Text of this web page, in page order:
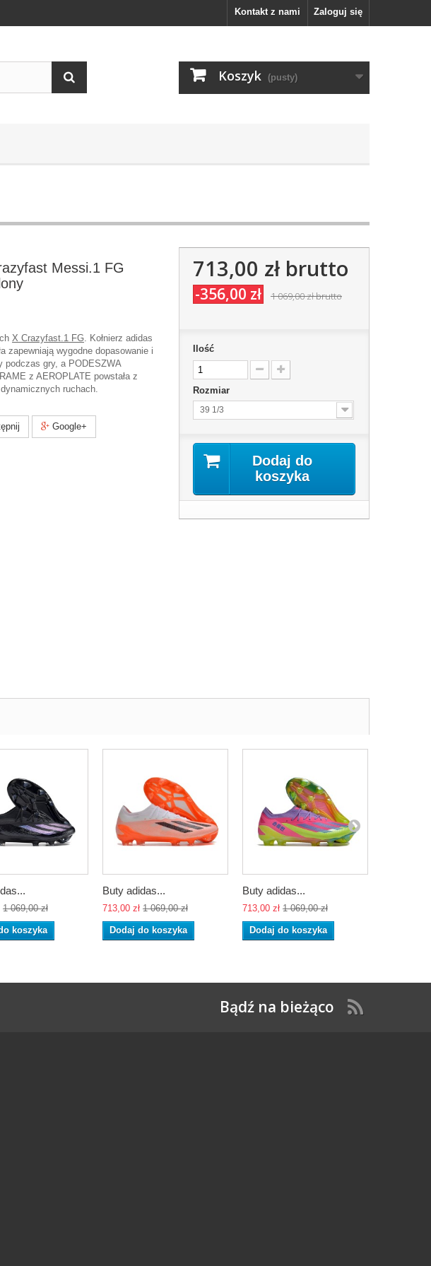
Zaloguj się
Kontakt z nami
Koszyk (pusty)
Messi.1 FG
X Crazyfast.1 FG. Kołnierz adidas
zapewniają wygodne dopasowanie i
podczas gry, a PODESZWA
z AEROPLATE powstała z
ruchach.
Google+
713,00 złbrutto
-356,00 zł 1 069,00 złbrutto
Ilość
Rozmiar
39 1/3
Dodaj do
koszyka
1 069,00 zł
koszyka
Buty adidas...
713,00 zł 1 069,00 zł
Dodaj do koszyka
Buty adidas...
713,00 zł 1 069,00 zł
Dodaj do koszyka
Bądź na bieżąco